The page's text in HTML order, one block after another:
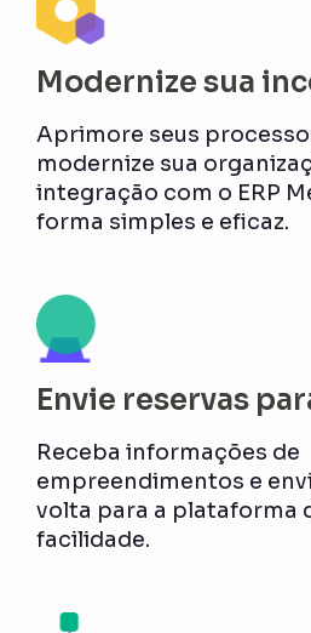
Modernize sua
Aprimore seus
modernize sua
integração com o ERP
forma simples e eficaz.
Envie reservas
Receba informações de
empreendimentos e
volta para a plataforma
facilidade.